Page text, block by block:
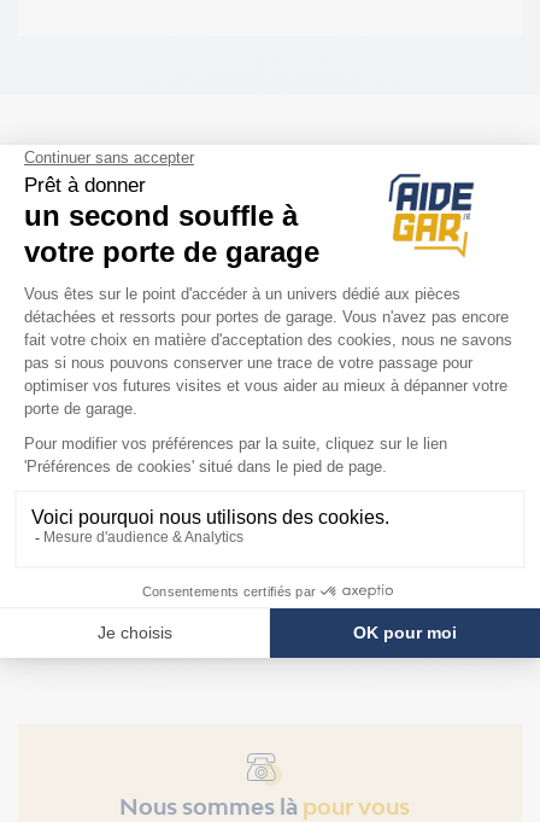
ACCESSOIRES
Mandrins pour
ressorts Hörmann de
diamètre intérieur
95mm
Prix
109,90 €
Nous sommes là pour vous